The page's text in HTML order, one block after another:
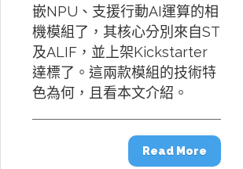
嵌NPU、支援行動AI運算的相
機模組了，其核心分別來自ST
及ALIF，並上架Kickstarter
達標了。這兩款模組的技術特
色為何，且看本文介紹。
Read More